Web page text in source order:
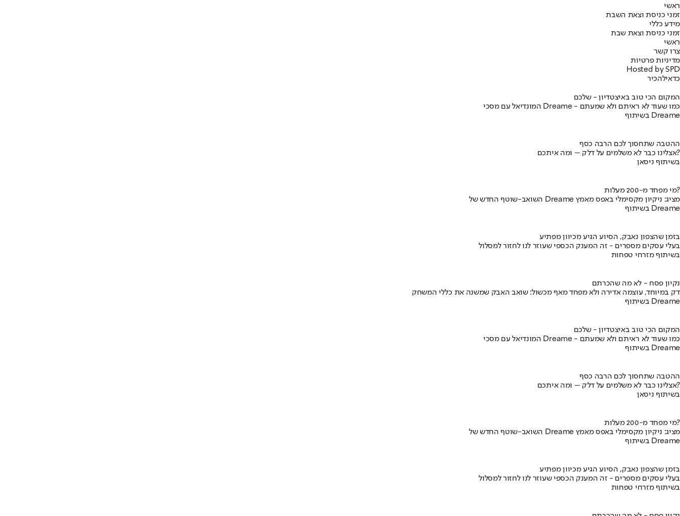
ראשי
זמני כניסת וצאת השבת
מידע כללי
זמני כניסת וצאת שבת
ראשי
צרו קשר
מדיניות פרטיות
Hosted by SPD
כדאילהכיר
המקום הכי טוב באיצטדיון - שלכם
המונדיאל עם מסכי Dreame - כמו שעוד לא ראיתם ולא שמעתם
בשיתוף Dreame
ההטבה שתחסוך לכם הרבה כסף
אצלינו כבר לא משלמים על דלק – ומה איתכם?
בשיתוף ניסאן
מי מפחד מ-200 מעלות?
השואב-שוטף החדש של Dreame מציג: ניקיון מקסימלי באפס מאמץ
בשיתוף Dreame
בזמן שהצפון נאבק, הסיוע הגיע מכיוון מפתיע
בעלי עסקים מספרים - זה המענק הכספי שעוזר לנו לחזור למסלול
בשיתוף מזרחי טפחות
נקיון פסח - לא מה שהכרתם
דק במיוחד, עוצמה אדירה ולא מפחד מאף מכשול: שואב האבק שמשנה את כללי המשחק
בשיתוף Dreame
המקום הכי טוב באיצטדיון - שלכם
המונדיאל עם מסכי Dreame - כמו שעוד לא ראיתם ולא שמעתם
בשיתוף Dreame
ההטבה שתחסוך לכם הרבה כסף
אצלינו כבר לא משלמים על דלק – ומה איתכם?
בשיתוף ניסאן
מי מפחד מ-200 מעלות?
השואב-שוטף החדש של Dreame מציג: ניקיון מקסימלי באפס מאמץ
בשיתוף Dreame
בזמן שהצפון נאבק, הסיוע הגיע מכיוון מפתיע
בעלי עסקים מספרים - זה המענק הכספי שעוזר לנו לחזור למסלול
בשיתוף מזרחי טפחות